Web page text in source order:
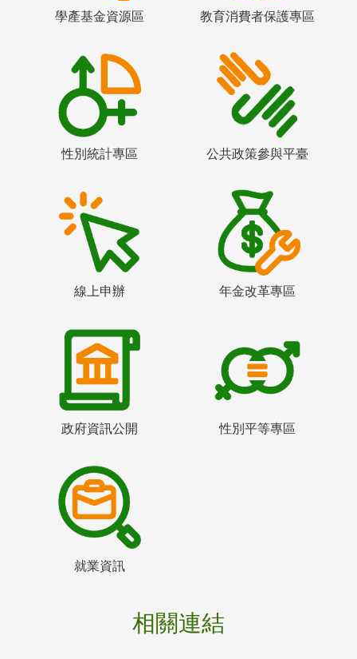
學產基金資源區 教育消費者保護專區
性別統計專區 公共政策參與平臺
線上申辦 年金改革專區
政府資訊公開 性別平等專區
就業資訊
相關連結